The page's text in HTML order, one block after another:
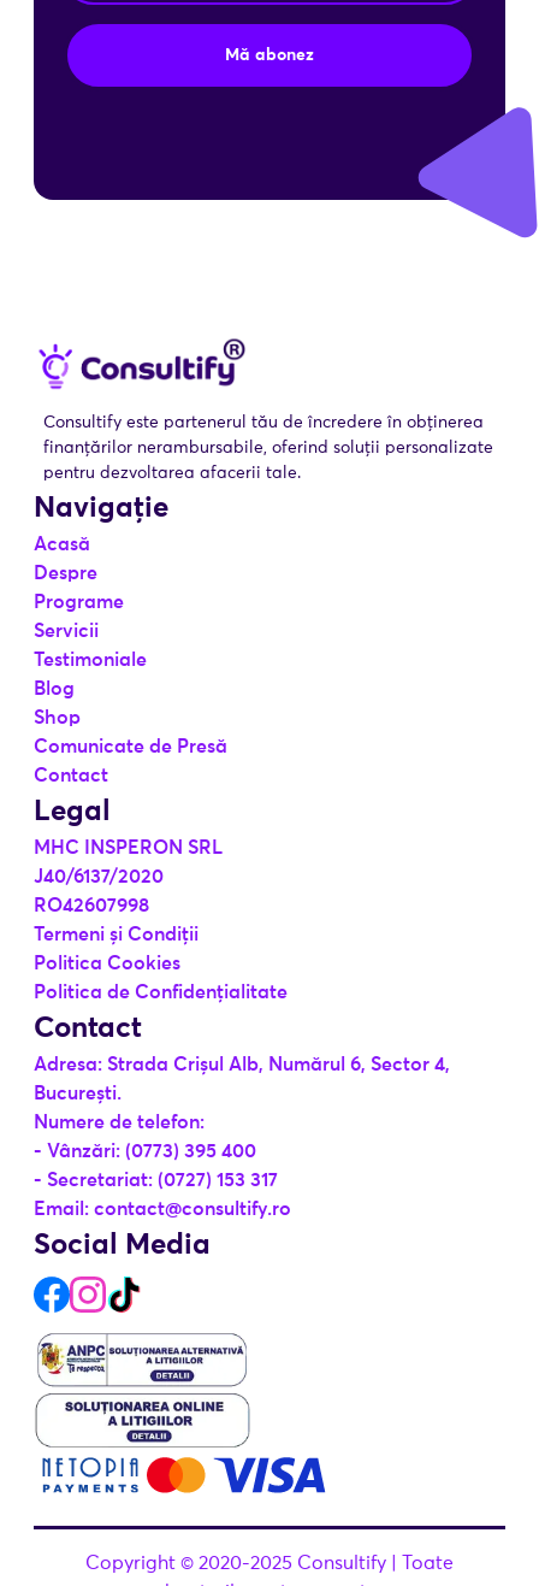
Mă abonez
Consultify este partenerul tău de încredere în obținerea
finanțărilor nerambursabile, oferind soluții personalizate
pentru dezvoltarea afacerii tale.
Navigație
Acasă
Despre
Programe
Servicii
Testimoniale
Blog
Shop
Comunicate de Presă
Contact
Legal
MHC INSPERON SRL
J40/6137/2020
RO42607998
Termeni și Condiții
Politica Cookies
Politica de Confidențialitate
Contact
Adresa: Strada Crișul Alb, Numărul 6, Sector 4,
București.
Numere de telefon:
- Vânzări: (0773) 395 400
- Secretariat: (0727) 153 317
Email: contact@consultify.ro
Social Media
Copyright © 2020-2025 Consultify | Toate